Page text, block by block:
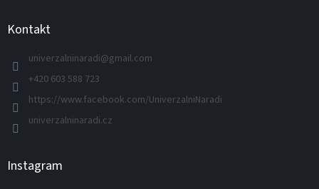
Kontakt
univerzalninaradi@gmail.com
+420 603 588 723
https://www.facebook.com/UniverzalniNaradi
univerzalninaradi.cz
Instagram